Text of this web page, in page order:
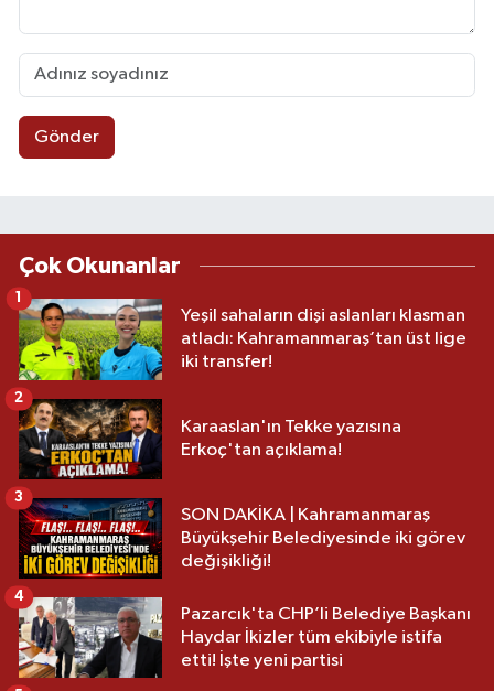
Gönder
Çok Okunanlar
Yeşil sahaların dişi aslanları klasman
atladı: Kahramanmaraş’tan üst lige
iki transfer!
Karaaslan'ın Tekke yazısına
Erkoç'tan açıklama!
2
SON DAKİKA | Kahramanmaraş
Büyükşehir Belediyesinde iki görev
değişikliği!
3
Pazarcık'ta CHP’li Belediye Başkanı
Haydar İkizler tüm ekibiyle istifa
etti! İşte yeni partisi
4